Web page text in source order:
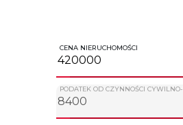
CENA NIERUCHOMOŚCI
PODATEK OD CZYNNOŚCI